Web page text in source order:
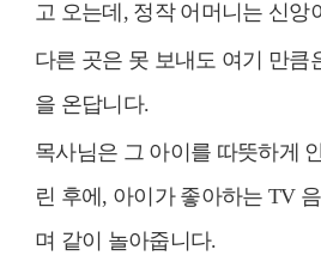
고 오는데 , 정작 어머니는 신앙
다른 곳은 못 보내도 여기 만큼
을 온답니다.
목사님은 그 아이를 따뜻하게
린 후에, 아이가 좋아하는TV
며 같이 놀아줍니다.